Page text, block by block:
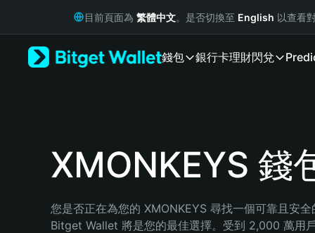
Русский
Bahasa Indonesia
目前頁面為 繁體中文。是否切換至 English 以查看
錢包 銀行卡理財閃兌
XMONKEYS 錢
您是否正在為您的 XMONKEYS 尋找一個可靠且安
Bitget Wallet 將是您的最佳選擇。受到 2,000 萬用